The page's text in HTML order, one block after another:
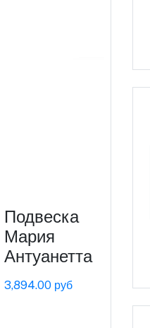
Подвеска
Мария
Антуанетта
3,894.00 руб